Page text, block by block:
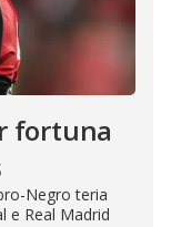
fortuna
Negro teria
e Real Madrid